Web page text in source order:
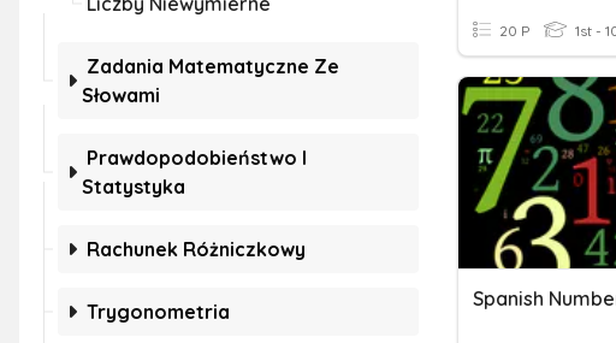
Zadania Matematyczne Ze
Słowami
Prawdopodobieństwo I
Statystyka
Rachunek Różniczkowy
Trygonometria
20 P 1st -
Spanish